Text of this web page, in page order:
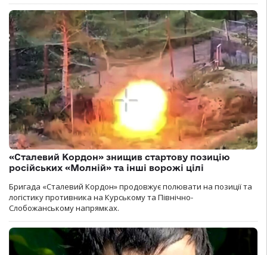
«Сталевий Кордон» знищив стартову позицію
російських «Молній» та інші ворожі цілі
Бригада «Сталевий Кордон» продовжує полювати на позиції та
логістику противника на Курському та Північно-
Слобожанському напрямках.